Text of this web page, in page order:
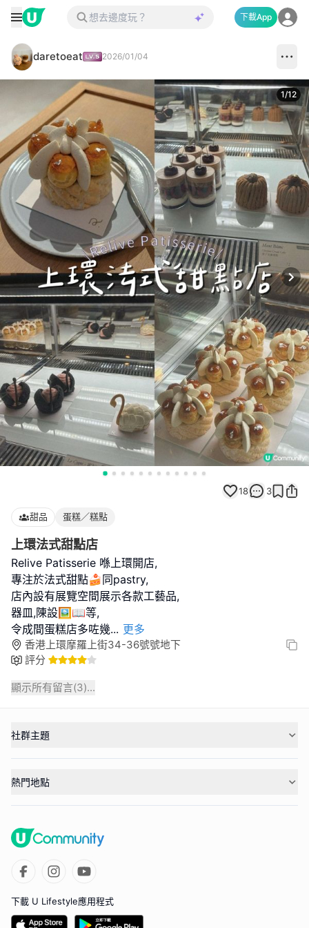
下載App
daretoeat 2026/01/04
1/12
18 3
甜品 蛋糕／糕點
上環法式甜點店
Relive Patisserie 喺上環開店,
專注於法式甜點🍰同pastry,
店內設有展覽空間展示各款工藝品,
器皿,陳設🖼️📖等,
令成間蛋糕店多咗幾... 更多
香港上環摩羅上街34-36號號地下
評分
顯示所有留言(3)...
社群主題
熱門地點
下載 U Lifestyle應用程式